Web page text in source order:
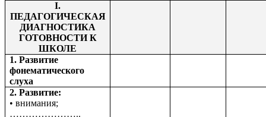
I.
ПЕДАГОГИЧЕСКАЯ
ДИАГНОСТИКА
ГОТОВНОСТИ К
ШКОЛЕ
1. Развитие
фонематического
слуха
2. Развитие:
• внимания;
…………………..